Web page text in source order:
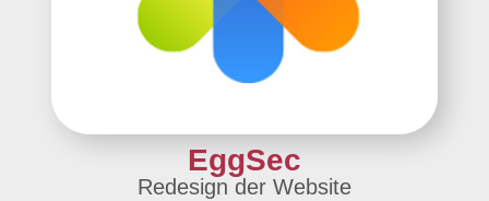
EggSec
Redesign der Website